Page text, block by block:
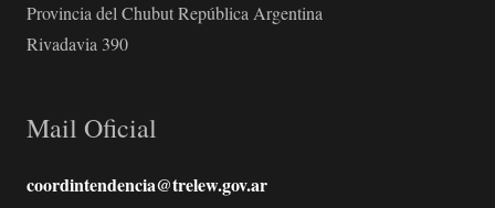
Provincia del Chubut República Argentina
Rivadavia 390
Mail Oficial
coordintendencia@trelew.gov.ar